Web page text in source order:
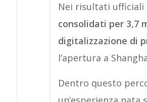
Nei risultati ufficiali
consolidati per 3,7
digitalizzazione di
l’apertura a
Dentro questo